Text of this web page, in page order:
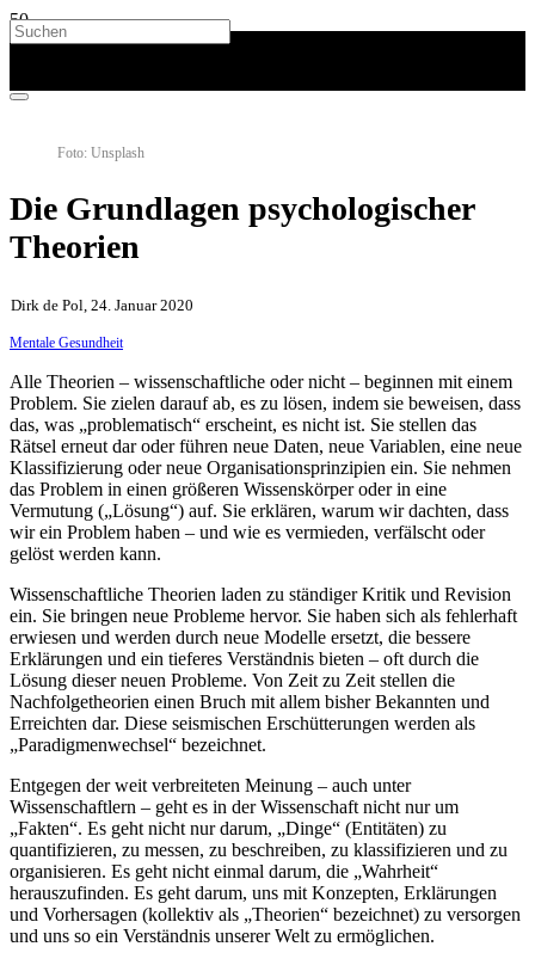
Foto: Unsplash
Die Grundlagen psychologischer
Theorien
Dirk de Pol, 24. Januar 2020
Mentale Gesundheit
Alle Theorien – wissenschaftliche oder nicht – beginnen mit einem
Problem. Sie zielen darauf ab, es zu lösen, indem sie beweisen, dass
das, was „problematisch“ erscheint, es nicht ist. Sie stellen das
Rätsel erneut dar oder führen neue Daten, neue Variablen, eine neue
Klassifizierung oder neue Organisationsprinzipien ein. Sie nehmen
das Problem in einen größeren Wissenskörper oder in eine
Vermutung („Lösung“) auf. Sie erklären, warum wir dachten, dass
wir ein Problem haben – und wie es vermieden, verfälscht oder
gelöst werden kann.
Wissenschaftliche Theorien laden zu ständiger Kritik und Revision
ein. Sie bringen neue Probleme hervor. Sie haben sich als fehlerhaft
erwiesen und werden durch neue Modelle ersetzt, die bessere
Erklärungen und ein tieferes Verständnis bieten – oft durch die
Lösung dieser neuen Probleme. Von Zeit zu Zeit stellen die
Nachfolgetheorien einen Bruch mit allem bisher Bekannten und
Erreichten dar. Diese seismischen Erschütterungen werden als
„Paradigmenwechsel“ bezeichnet.
Entgegen der weit verbreiteten Meinung – auch unter
Wissenschaftlern – geht es in der Wissenschaft nicht nur um
„Fakten“. Es geht nicht nur darum, „Dinge“ (Entitäten) zu
quantifizieren, zu messen, zu beschreiben, zu klassifizieren und zu
organisieren. Es geht nicht einmal darum, die „Wahrheit“
herauszufinden. Es geht darum, uns mit Konzepten, Erklärungen
und Vorhersagen (kollektiv als „Theorien“ bezeichnet) zu versorgen
und uns so ein Verständnis unserer Welt zu ermöglichen.